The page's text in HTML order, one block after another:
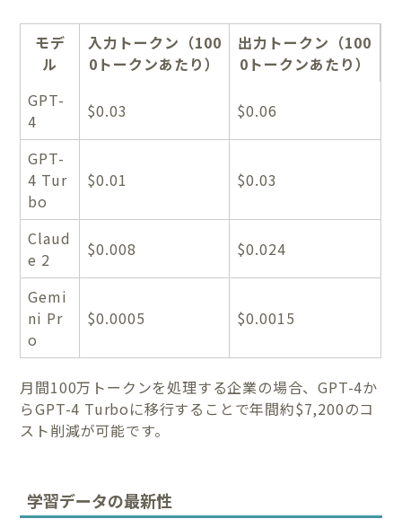
モデ
ル
入力トークン（100
0トークンあたり）
出力トークン（100
0トークンあたり）
GPT-
4
$0.03 $0.06
GPT-
4 Tur
bo
$0.01 $0.03
Claud
e 2
$0.008 $0.024
Gemi
ni Pr
o
$0.0005 $0.0015
月間100万トークンを処理する企業の場合、GPT-4か
らGPT-4 Turboに移行することで年間約$7,200のコ
スト削減が可能です。
学習データの最新性